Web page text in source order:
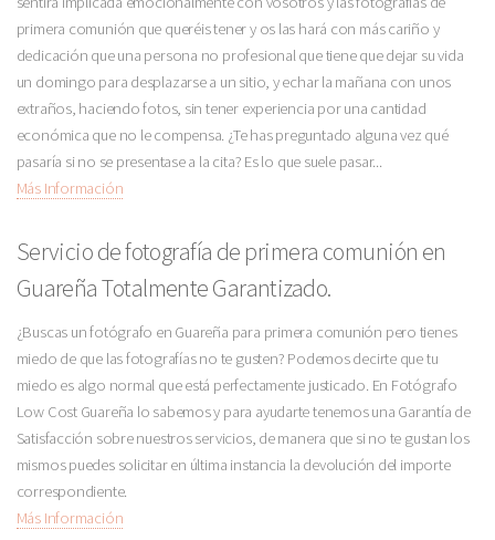
primera comunión que queréis tener y os las hará con más cariño y
dedicación que una persona no profesional que tiene que dejar su vida
un domingo para desplazarse a un sitio, y echar la mañana con unos
extraños, haciendo fotos, sin tener experiencia por una cantidad
económica que no le compensa. ¿Te has preguntado alguna vez qué
pasaría si no se presentase a la cita? Es lo que suele pasar...
Más Información
Servicio de fotografía de primera comunión en
Guareña Totalmente Garantizado.
¿Buscas un fotógrafo en Guareña para primera comunión pero tienes
miedo de que las fotografías no te gusten? Podemos decirte que tu
miedo es algo normal que está perfectamente justicado. En Fotógrafo
Low Cost Guareña lo sabemos y para ayudarte tenemos una Garantía de
Satisfacción sobre nuestros servicios, de manera que si no te gustan los
mismos puedes solicitar en última instancia la devolución del importe
correspondiente.
Más Información